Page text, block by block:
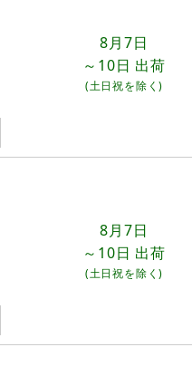
8月7日
～10日 出荷
(土日祝を除く)
8月7日
～10日 出荷
(土日祝を除く)